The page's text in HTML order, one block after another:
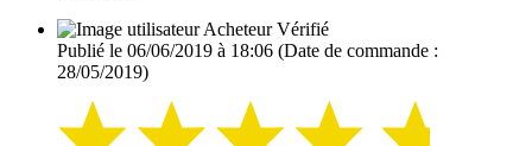
Acheteur Vérifié
Publié le 06/06/2019 à 18:06 (Date de commande :
28/05/2019)